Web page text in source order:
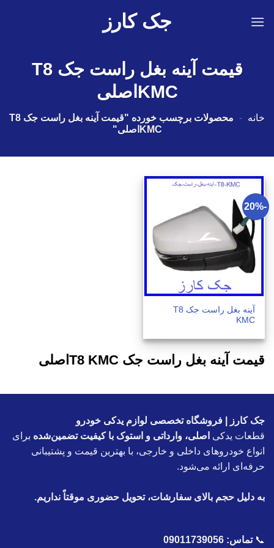
جک کارز
قیمت آینه بغل راست جک T8
KMCاصلی
خانه -
محصولات برچسب خورده "قیمت آینه بغل راست جک T8
KMCاصلی"
-20%
آینه بغل راست جک T8
KMC
قیمت آینه بغل راست جک T8 KMCاصلی
جک کارز | فروشگاه تخصصی لوازم یدکی خودرو
قطعات یدکی اصلی، وارداتی و استوک با کیفیت تضمین‌شده برای
انواع خودروهای داخلی و خارجی، با بهترین قیمت و پشتیبانی
حرفه‌ای ارائه می‌شود.
به دلیل حجم بالای سفارشات، تحویل حضوری موقتاً نداریم.
📞تماس: 09011739056